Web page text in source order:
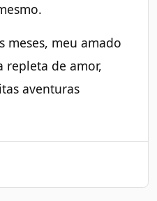
meses, meu amado
repleta de amor,
aventuras